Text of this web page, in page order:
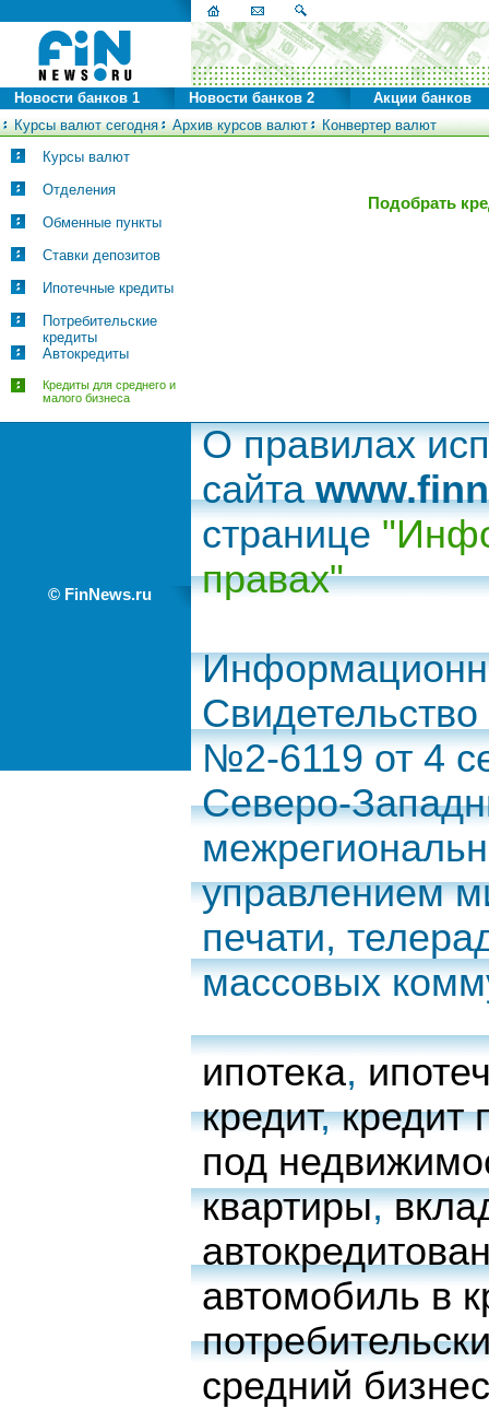
Курсы валют сегодня Архив курсов валют Конвертер валют
Новости банков 1 Новости банков 2 Акции банков
Курсы валют
Отделения
Обменные пункты
Ставки депозитов
Ипотечные кредиты
Потребительские
кредиты
Автокредиты
Кредиты для среднего и
малого бизнеса
Подобрать
© FinNews.ru
О правилах
сайта
странице
правах"
№2-6119 от 4
Северо-
управлением
печати,
массовых
ипотека,
кредит,кредит
под
квартиры,
автомобиль в
средний бизнес